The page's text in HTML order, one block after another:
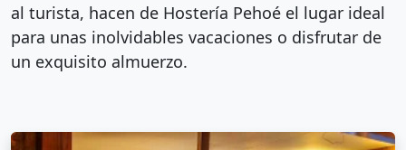
al turista, hacen de Hostería Pehoé el lugar ideal
para unas inolvidables vacaciones o disfrutar de
un exquisito almuerzo.